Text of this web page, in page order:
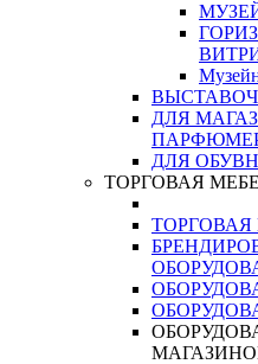
ДЛЯ
ДЛЯ
ТОРГОВАЯ
ТОРГОВАЯ